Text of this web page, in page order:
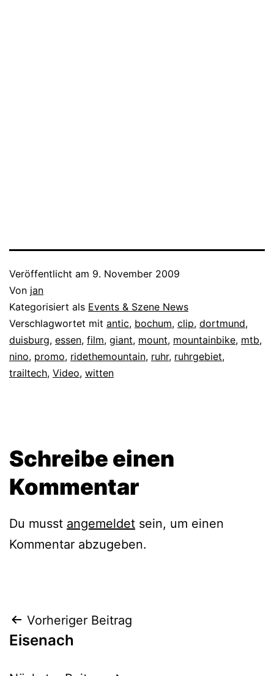
Veröffentlicht am 9. November 2009
Von jan
Kategorisiert als Events & Szene News
Verschlagwortet mit antic, bochum, clip, dortmund,
duisburg, essen, film, giant, mount, mountainbike, mtb,
nino, promo, ridethemountain, ruhr, ruhrgebiet,
trailtech, Video, witten
Schreibe einen
Kommentar
Du musst angemeldet sein, um einen
Kommentar abzugeben.
Beitragsnavigation
Vorheriger Beitrag
Eisenach